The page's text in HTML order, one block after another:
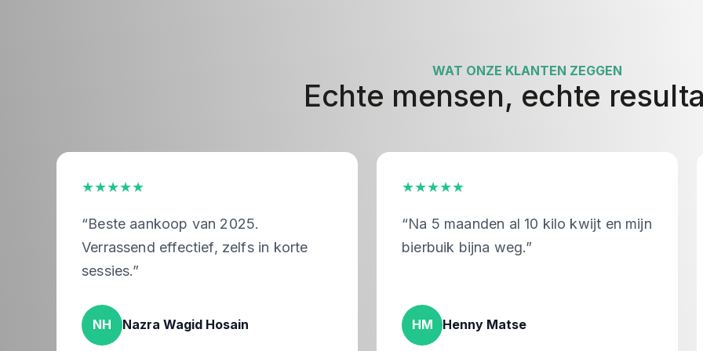
WAT ONZE KLANTEN ZEGGEN
Echte mensen, echte
van 2025.
zelfs in korte
“Na 5 maanden al 10 kilo kwijt en mijn
bierbuik bijna weg.”
HM
“Ik zie en voel echt
helpt me trainen